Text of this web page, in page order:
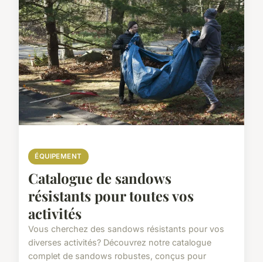
ÉQUIPEMENT
Catalogue de sandows
résistants pour toutes vos
activités
Vous cherchez des sandows résistants pour vos
diverses activités? Découvrez notre catalogue
complet de sandows robustes, conçus pour